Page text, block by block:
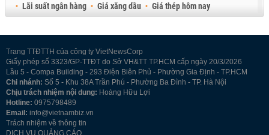
Lãi suất ngân hàng
Giá xăng dầu
Giá thép hôm nay
Trang TTĐTTH của công ty VietNewsCorp
Giấy phép số 3323/GP-TTĐT do Sở VH&TT TP.HCM cấp ngày 20/3/2026
Lầu 5 - Compa Building - 293 Điện Biên Phủ - Phường Gia Định - TP.HCM
Chi nhánh: Số 5 - Khu 38A Trần Phú - Phường Ba Đình - TP. Hà Nội
Chịu trách nhiệm nội dung: Hoàng Hữu Lợi
Hotline: 0975798489
Email: info@vietnambiz.vn
Trách nhiệm về thông tin
DỊCH VỤ QUẢNG CÁO